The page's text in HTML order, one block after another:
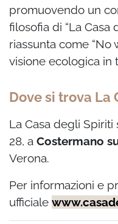
promuovendo un
filosofia di “La Casa
riassunta come “No
visione ecologica in
Dove si trova La
La Casa degli
28, a Costermano
Verona.
Per informazioni e
ufficiale